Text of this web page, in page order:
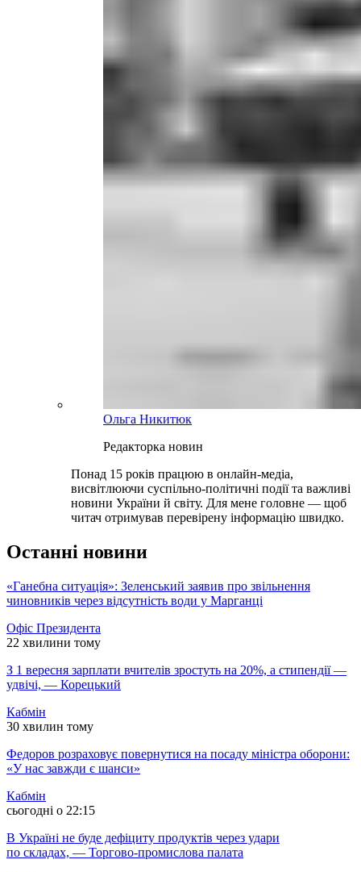
Ольга Никитюк
Редакторка новин
Понад 15 років працюю в онлайн-медіа,
висвітлюючи суспільно-політичні події та важливі
новини України й світу. Для мене головне — щоб
читач отримував перевірену інформацію швидко.
Останні новини
«Ганебна ситуація»: Зеленський заявив про звільнення
чиновників через відсутність води у Марганці
Офіс Президента
22 хвилини тому
З 1 вересня зарплати вчителів зростуть на 20%, а стипендії —
удвічі, — Корецький
Кабмін
30 хвилин тому
Федоров розраховує повернутися на посаду міністра оборони:
«У нас завжди є шанси»
Кабмін
сьогодні о 22:15
В Україні не буде дефіциту продуктів через удари
по складах, — Торгово-промислова палата